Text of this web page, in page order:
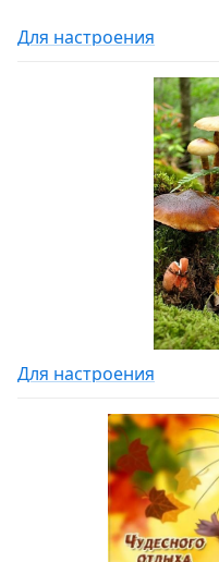
Для настроения
Для настроения